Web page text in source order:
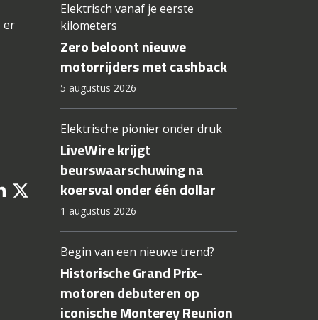
er
Elektrisch vanaf je eerste
kilometers
Zero beloont nieuwe
motorrijders met cashback
5 augustus 2026
Elektrische pionier onder druk
LiveWire krijgt
beurswaarschuwing na
koersval onder één dollar
1 augustus 2026
Begin van een nieuwe trend?
Historische Grand Prix-
motoren debuteren op
iconische Monterey Reunion